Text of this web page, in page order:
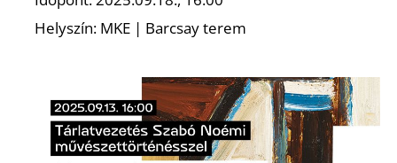
Helyszín: MKE | Barcsay terem